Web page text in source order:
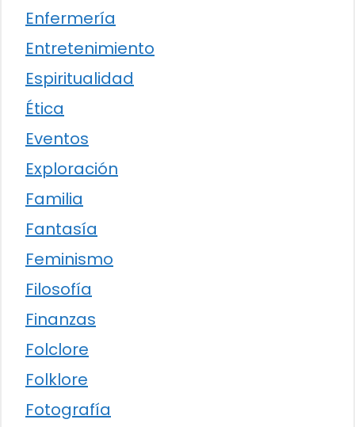
Enfermería
Entretenimiento
Espiritualidad
Ética
Eventos
Exploración
Familia
Fantasía
Feminismo
Filosofía
Finanzas
Folclore
Folklore
Fotografía